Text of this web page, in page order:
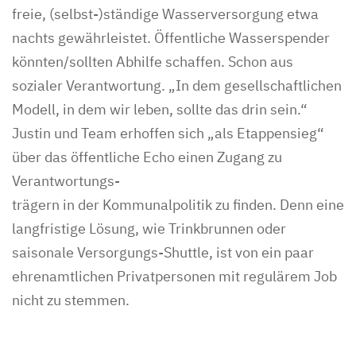
freie, (selbst-)ständige Wasserversorgung etwa
nachts gewährleistet. Öffentliche Wasserspender
könnten/sollten Abhilfe schaffen. Schon aus
sozialer Verantwortung. „In dem gesellschaftlichen
Modell, in dem wir leben, sollte das drin sein.“
Justin und Team erhoffen sich „als Etappensieg“
über das öffentliche Echo einen Zugang zu
Verantwortungs-
trägern in der Kommunalpolitik zu finden. Denn eine
langfristige Lösung, wie Trinkbrunnen oder
saisonale Versorgungs-Shuttle, ist von ein paar
ehrenamtlichen Privatpersonen mit regulärem Job
nicht zu stemmen.